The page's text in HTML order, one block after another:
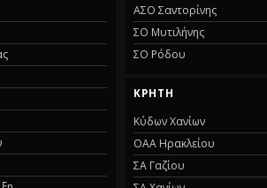
ΑΣΟ Σαντορίνης
ΣΟ Μυτιλήνης
ΣΟ Ρόδου
ΚΡΉΤΗ
Κύδων Χανίων
ΟΑΑ Ηρακλείου
ΣΑ Γαζίου